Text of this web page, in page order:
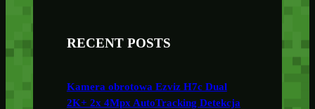
RECENT POSTS
Kamera obrotowa Ezviz H7c Dual
2K+ 2x 4Mpx AutoTracking Detekcja